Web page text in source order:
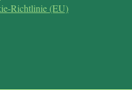
Richtlinie (EU)